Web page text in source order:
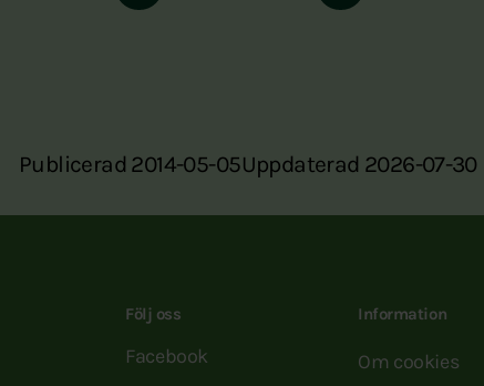
Publicerad 2014-05-05Uppdaterad 2026-07-30
Följ oss
Facebook
Information
Om cookies